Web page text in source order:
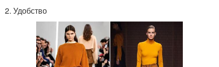
2. Удобство